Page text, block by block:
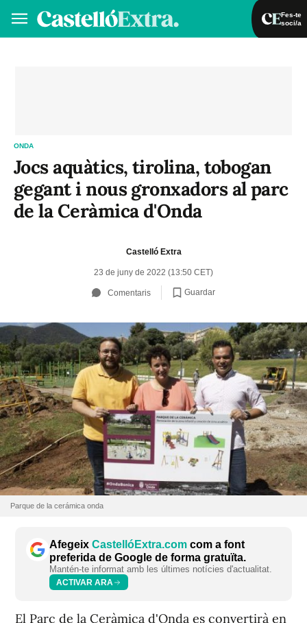
Fes-te
soci/a
ONDA
Jocs aquàtics, tirolina, tobogan
gegant i nous gronxadors al parc
de la Ceràmica d'Onda
Castelló Extra
23 de juny de 2022 (13:50 CET)
Comentaris Guardar
Parque de la cerámica onda
Afegeix CastellóExtra.com com a font
preferida de Google de forma gratuïta.
Mantén-te informat amb les últimes notícies d'actualitat.
ACTIVAR ARA
El Parc de la Ceràmica d'Onda es convertirà en